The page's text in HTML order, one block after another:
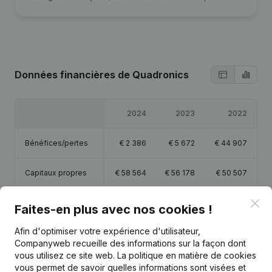
Données financières de Quadronics
2024 2023 2022
Bénéfices/pertes € 2 386 € 5 672 € 44 907
Capitaux propres € 58 564 € 56 178 € 50 507
Marge brute 53 137
Faites-en plus avec nos cookies !
Afin d'optimiser votre expérience d'utilisateur,
Companyweb recueille des informations sur la façon dont
vous utilisez ce site web. La politique en matière de cookies
vous permet de savoir quelles informations sont visées et